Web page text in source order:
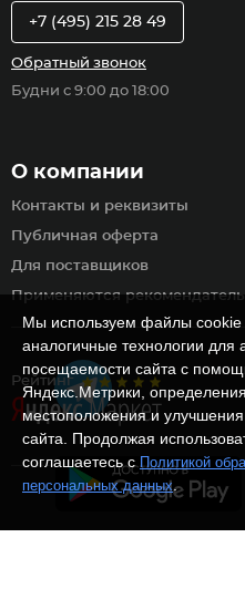
Рейтинг
О компании
Контакты и реквизиты
Публичная оферта
Для поставщиков
Применяются
+7 (495) 215 28 49
Обратный звонок
Будни с 9:00 до 18:00
Мы используем файлы cookie
аналогичные технологии для
посещаемости сайта с
Яндекс.Метрики,
местоположения и
сайта. Продолжая
соглашаетесь с Политикой
персональных данных.